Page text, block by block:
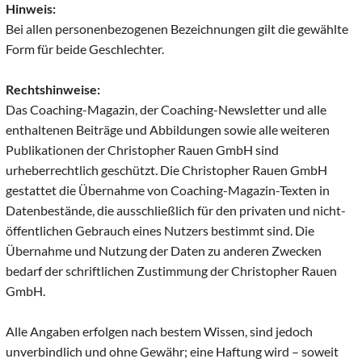
Hinweis:
Bei allen personenbezogenen Bezeichnungen gilt die gewählte
Form für beide Geschlechter.
Rechtshinweise:
Das Coaching-Magazin, der Coaching-Newsletter und alle
enthaltenen Beiträge und Abbildungen sowie alle weiteren
Publikationen der Christopher Rauen GmbH sind
urheberrechtlich geschützt. Die Christopher Rauen GmbH
gestattet die Übernahme von Coaching-Magazin-Texten in
Datenbestände, die ausschließlich für den privaten und nicht-
öffentlichen Gebrauch eines Nutzers bestimmt sind. Die
Übernahme und Nutzung der Daten zu anderen Zwecken
bedarf der schriftlichen Zustimmung der Christopher Rauen
GmbH.
Alle Angaben erfolgen nach bestem Wissen, sind jedoch
unverbindlich und ohne Gewähr; eine Haftung wird – soweit